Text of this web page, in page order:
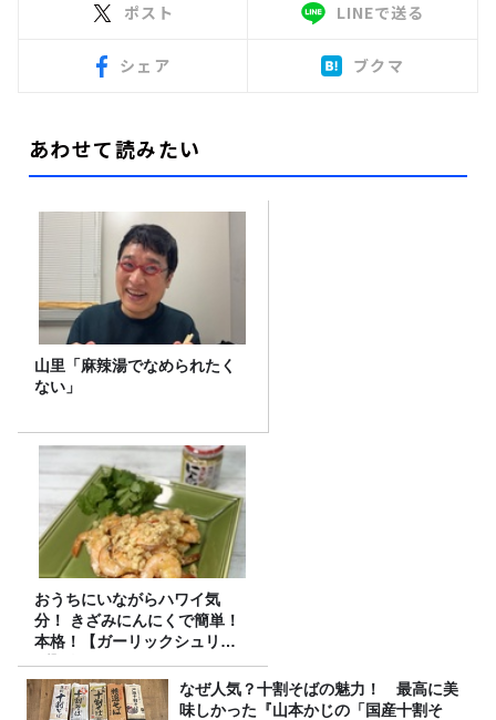
ポスト LINEで送る
シェア ブクマ
あわせて読みたい
山里「麻辣湯でなめられたく
ない」
おうちにいながらハワイ気
分！ きざみにんにくで簡単！
本格！【ガーリックシュリン
プ】 桃屋のかんたんレシピ
なぜ人気？十割そばの魅力！ 最高に美
味しかった『山本かじの「国産十割そ